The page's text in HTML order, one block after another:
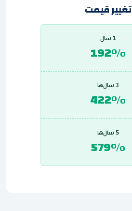
تغییر قیمت
1 سال
192%
3 سال‌ها
422%
5 سال‌ها
579%